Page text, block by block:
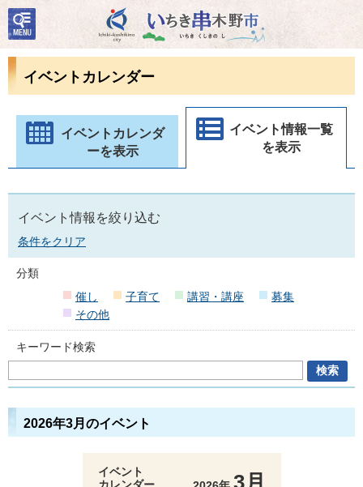
いちき串木野市
検
索・
共通
ューイベントカレンダー
イベントカレンダ
ーを表示
イベント情報一覧
を表示
イベント情報を絞り込む
条件をクリア
分類
催し
子育て 講習・講座
募集
その他
キーワード検索
2026年3月のイベント
イベント
カレンダー
3月